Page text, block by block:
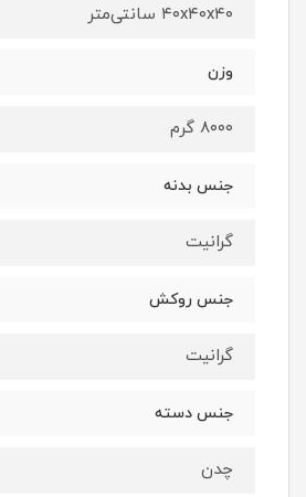
۴۰x۴۰x۴۰ سانتی‌متر
وزن
۸۰۰۰ گرم
جنس بدنه
گرانیت
جنس روکش
گرانیت
جنس دسته
چدن